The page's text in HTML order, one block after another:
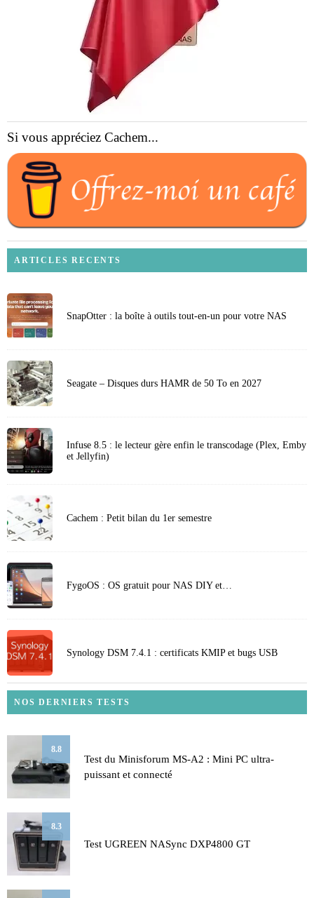
Si vous appréciez Cachem...
ARTICLES RECENTS
SnapOtter : la boîte à outils tout-en-un pour votre NAS
Seagate – Disques durs HAMR de 50 To en 2027
Infuse 8.5 : le lecteur gère enfin le transcodage (Plex, Emby
et Jellyfin)
Cachem : Petit bilan du 1er semestre
FygoOS : OS gratuit pour NAS DIY et…
Synology DSM 7.4.1 : certificats KMIP et bugs USB
NOS DERNIERS TESTS
8.8
Test du Minisforum MS-A2 : Mini PC ultra-
puissant et connecté
8.3
Test UGREEN NASync DXP4800 GT